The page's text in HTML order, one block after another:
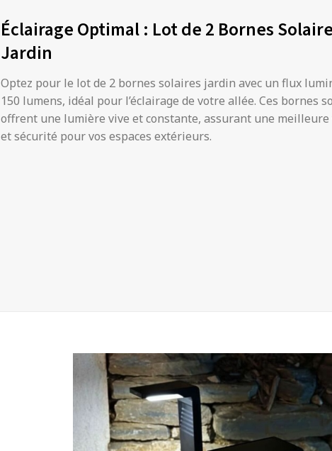
Éclairage Optimal : Lot de 2 Bornes
Jardin
Optez pour le lot de 2 bornes solaires jardin avec un flux
150 lumens, idéal pour l’éclairage de votre allée. Ces bornes
offrent une lumière vive et constante, assurant une
et sécurité pour vos espaces extérieurs.